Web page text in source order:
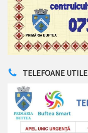
TELEFOANE UTILE